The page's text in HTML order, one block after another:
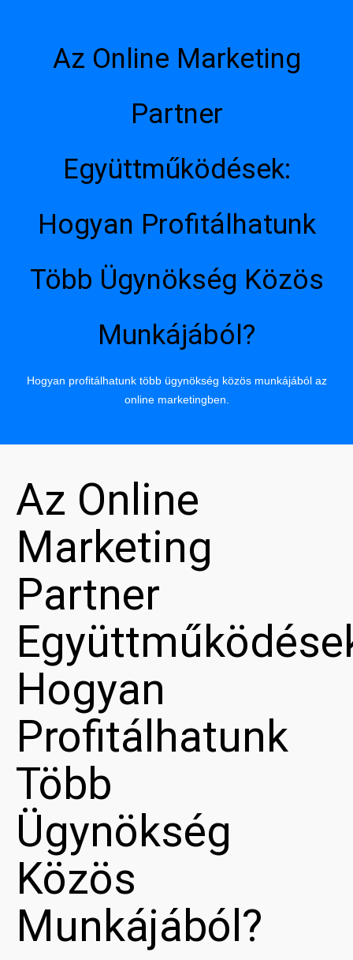
Az Online Marketing
Partner
Együttműködések:
Hogyan Profitálhatunk
Több Ügynökség Közös
Munkájából?
Hogyan profitálhatunk több ügynökség közös munkájából az
online marketingben.
Az Online
Marketing
Partner
Hogyan
Profitálhatunk
Több
Ügynökség
Közös
Munkájából?